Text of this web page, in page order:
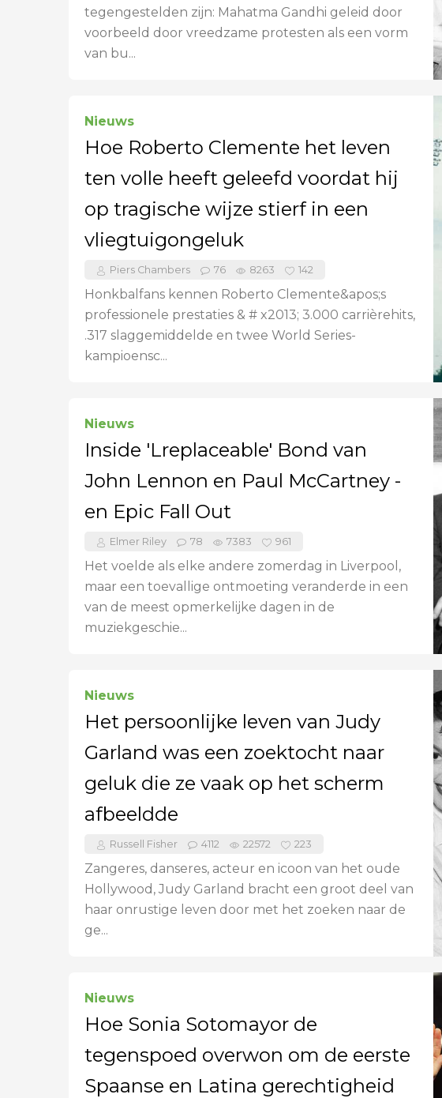
tegengestelden zijn: Mahatma Gandhi geleid door
voorbeeld door vreedzame protesten als een vorm
van bu...
Nieuws
Hoe Roberto Clemente het leven
ten volle heeft geleefd voordat hij
op tragische wijze stierf in een
vliegtuigongeluk
Piers Chambers 76 8263 142
Honkbalfans kennen Roberto Clemente&apos;s
professionele prestaties & # x2013; 3.000 carrièrehits,
.317 slaggemiddelde en twee World Series-
kampioensc...
Nieuws
Inside 'Lreplaceable' Bond van
John Lennon en Paul McCartney -
en Epic Fall Out
Elmer Riley 78 7383 961
Het voelde als elke andere zomerdag in Liverpool,
maar een toevallige ontmoeting veranderde in een
van de meest opmerkelijke dagen in de
muziekgeschie...
Nieuws
Het persoonlijke leven van Judy
Garland was een zoektocht naar
geluk die ze vaak op het scherm
afbeeldde
Russell Fisher 4112 22572 223
Zangeres, danseres, acteur en icoon van het oude
Hollywood, Judy Garland bracht een groot deel van
haar onrustige leven door met het zoeken naar de
ge...
Nieuws
Hoe Sonia Sotomayor de
tegenspoed overwon om de eerste
Spaanse en Latina gerechtigheid